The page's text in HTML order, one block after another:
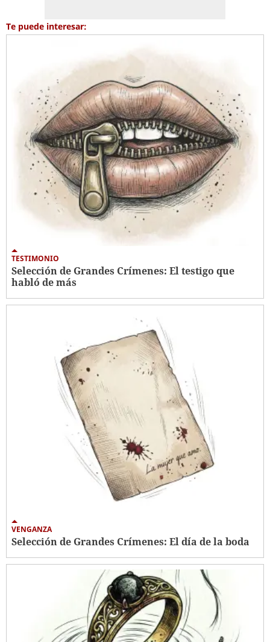
Te puede interesar:
TESTIMONIO
Selección de Grandes Crímenes: El testigo que
habló de más
VENGANZA
Selección de Grandes Crímenes: El día de la boda